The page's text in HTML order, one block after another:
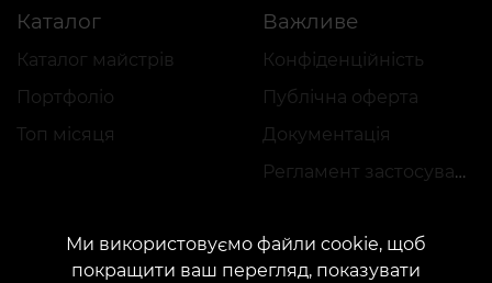
Каталог
Каталог майстрів
Портфоліо
Топ місяця
Важливе
Конфіденційність
Публічна оферта
Документація
Регламент застосування акцій
Ми використовуємо файли cookie, щоб
покращити ваш перегляд, показувати